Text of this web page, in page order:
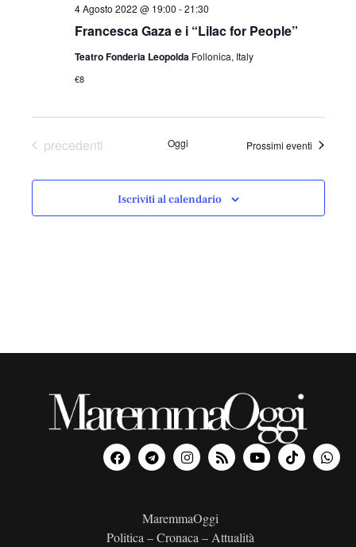
Francesca Gaza e i “Lilac for People”
4 Agosto 2022 @ 19:00 -21:30
Teatro Fonderia Leopolda Follonica, Italy
€8
Eventi
precedenti Oggi Prossimi eventi
Iscriviti al calendario
MaremmaOggi
Politica – Cronaca – Attualità